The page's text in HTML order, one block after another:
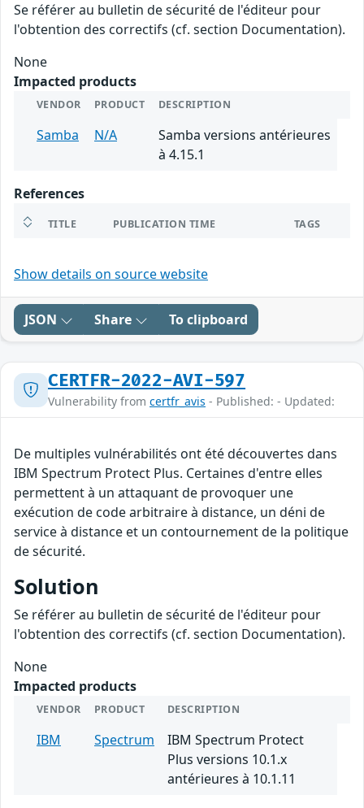
Se référer au bulletin de sécurité de l'éditeur pour
l'obtention des correctifs (cf. section Documentation).
None
Impacted products
VENDOR PRODUCT DESCRIPTION
Samba N/A
Samba versions antérieures
à 4.15.1
References
TITLE PUBLICATION TIME TAGS
Show details on source website
JSON Share To clipboard
CERTFR-2022-AVI-597
Vulnerability from certfr_avis - Published: - Updated:
De multiples vulnérabilités ont été découvertes dans
IBM Spectrum Protect Plus. Certaines d'entre elles
permettent à un attaquant de provoquer une
exécution de code arbitraire à distance, un déni de
service à distance et un contournement de la politique
de sécurité.
Solution
Se référer au bulletin de sécurité de l'éditeur pour
l'obtention des correctifs (cf. section Documentation).
None
Impacted products
VENDOR PRODUCT DESCRIPTION
IBM Spectrum
IBM Spectrum Protect
Plus versions 10.1.x
antérieures à 10.1.11